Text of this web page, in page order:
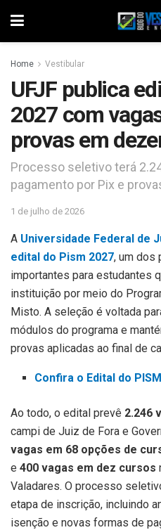
Home Vestibular
UFJF publica
2027 com
provas em
Processo seletivo terá
pagamento por Pix e
1 de julho de 2026
A Universidade Federal de
edital do Pism 2027, um dos
importantes para estudantes
instituição por meio do
Misto. A seleção é voltada
módulos do programa e
provas aplicadas ao final de
Confira o Edital do
Ao todo, o edital prevê 2.246
campi de Juiz de Fora e
vagas em 68 opções de
e 400 vagas em dez cursos
Valadares. O processo
etapa de inscrição, incluindo
isenção e novas formas de